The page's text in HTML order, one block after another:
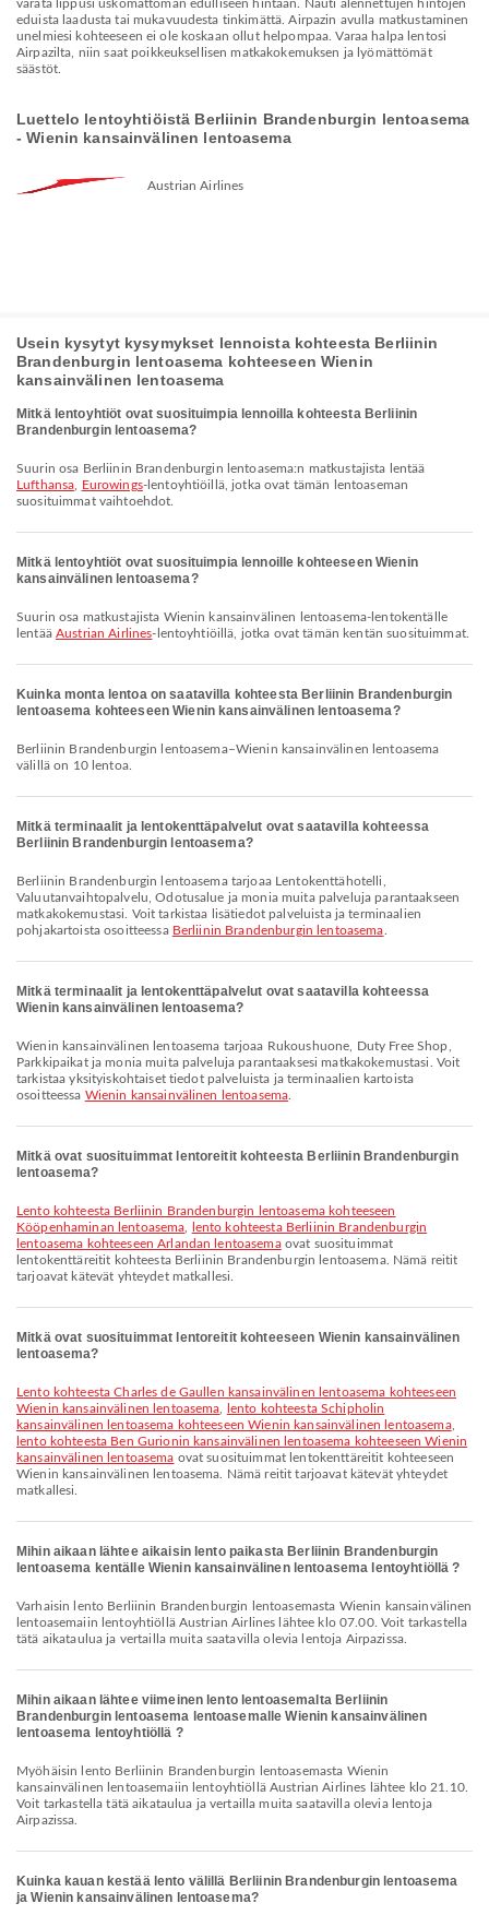
varata lippusi uskomattoman edulliseen hintaan. Nauti alennettujen hintojen
eduista laadusta tai mukavuudesta tinkimättä. Airpazin avulla matkustaminen
unelmiesi kohteeseen ei ole koskaan ollut helpompaa. Varaa halpa lentosi
Airpazilta, niin saat poikkeuksellisen matkakokemuksen ja lyömättömät
säästöt.
Luettelo lentoyhtiöistä Berliinin Brandenburgin lentoasema
- Wienin kansainvälinen lentoasema
Austrian Airlines
Usein kysytyt kysymykset lennoista kohteesta Berliinin
Brandenburgin lentoasema kohteeseen Wienin
kansainvälinen lentoasema
Mitkä lentoyhtiöt ovat suosituimpia lennoilla kohteesta Berliinin
Brandenburgin lentoasema?
Suurin osa Berliinin Brandenburgin lentoasema:n matkustajista lentää
Lufthansa
Eurowings-lentoyhtiöillä, jotka ovat tämän lentoaseman
suosituimmat vaihtoehdot.
Mitkä lentoyhtiöt ovat suosituimpia lennoille kohteeseen Wienin
kansainvälinen lentoasema?
Suurin osa matkustajista Wienin kansainvälinen lentoasema-lentokentälle
lentää Austrian Airlines-lentoyhtiöillä, jotka ovat tämän kentän suosituimmat.
Kuinka monta lentoa on saatavilla kohteesta Berliinin Brandenburgin
lentoasema kohteeseen Wienin kansainvälinen lentoasema?
Berliinin Brandenburgin lentoasema–Wienin kansainvälinen lentoasema
välillä on 10 lentoa.
Mitkä terminaalit ja lentokenttäpalvelut ovat saatavilla kohteessa
Berliinin Brandenburgin lentoasema?
Berliinin Brandenburgin lentoasema tarjoaa Lentokenttähotelli,
Valuutanvaihtopalvelu, Odotusalue ja monia muita palveluja parantaakseen
matkakokemustasi. Voit tarkistaa lisätiedot palveluista ja terminaalien
pohjakartoista osoitteessa Berliinin Brandenburgin lentoasema
Mitkä terminaalit ja lentokenttäpalvelut ovat saatavilla kohteessa
Wienin kansainvälinen lentoasema?
Wienin kansainvälinen lentoasema tarjoaa Rukoushuone, Duty Free Shop,
Parkkipaikat ja monia muita palveluja parantaaksesi matkakokemustasi. Voit
tarkistaa yksityiskohtaiset tiedot palveluista ja terminaalien kartoista
osoitteessa Wienin kansainvälinen lentoasema
Mitkä ovat suosituimmat lentoreitit kohteesta Berliinin Brandenburgin
lentoasema?
lento kohteesta Berliinin Brandenburgin lentoasema kohteeseen
Kööpenhaminan lentoasema
lento kohteesta Berliinin Brandenburgin
lentoasema kohteeseen Arlandan lentoasemaovat suosituimmat
lentokenttäreitit kohteesta Berliinin Brandenburgin lentoasema. Nämä reitit
tarjoavat kätevät yhteydet matkallesi.
Mitkä ovat suosituimmat lentoreitit kohteeseen Wienin kansainvälinen
lentoasema?
lento kohteesta Charles de Gaullen kansainvälinen lentoasema kohteeseen
Wienin kansainvälinen lentoasema
lento kohteesta Schipholin
kansainvälinen lentoasema kohteeseen Wienin kansainvälinen lentoasema,
lento kohteesta Ben Gurionin kansainvälinen lentoasema kohteeseen Wienin
kansainvälinen lentoasema ovat suosituimmat lentokenttäreitit kohteeseen
Wienin kansainvälinen lentoasema. Nämä reitit tarjoavat kätevät yhteydet
matkallesi.
Mihin aikaan lähtee aikaisin lento paikasta Berliinin Brandenburgin
lentoasema kentälle Wienin kansainvälinen lentoasema lentoyhtiöllä ?
Varhaisin lento Berliinin Brandenburgin lentoasemasta Wienin kansainvälinen
lentoasemaiin lentoyhtiöllä Austrian Airlines lähtee klo 07.00. Voit tarkastella
tätä aikataulua ja vertailla muita saatavilla olevia lentoja Airpazissa.
Mihin aikaan lähtee viimeinen lento lentoasemalta Berliinin
Brandenburgin lentoasema lentoasemalle Wienin kansainvälinen
lentoasema lentoyhtiöllä ?
Myöhäisin lento Berliinin Brandenburgin lentoasemasta Wienin
kansainvälinen lentoasemaiin lentoyhtiöllä Austrian Airlines lähtee klo 21.10.
Voit tarkastella tätä aikataulua ja vertailla muita saatavilla olevia lentoja
Airpazissa.
Kuinka kauan kestää lento välillä Berliinin Brandenburgin lentoasema
ja Wienin kansainvälinen lentoasema?